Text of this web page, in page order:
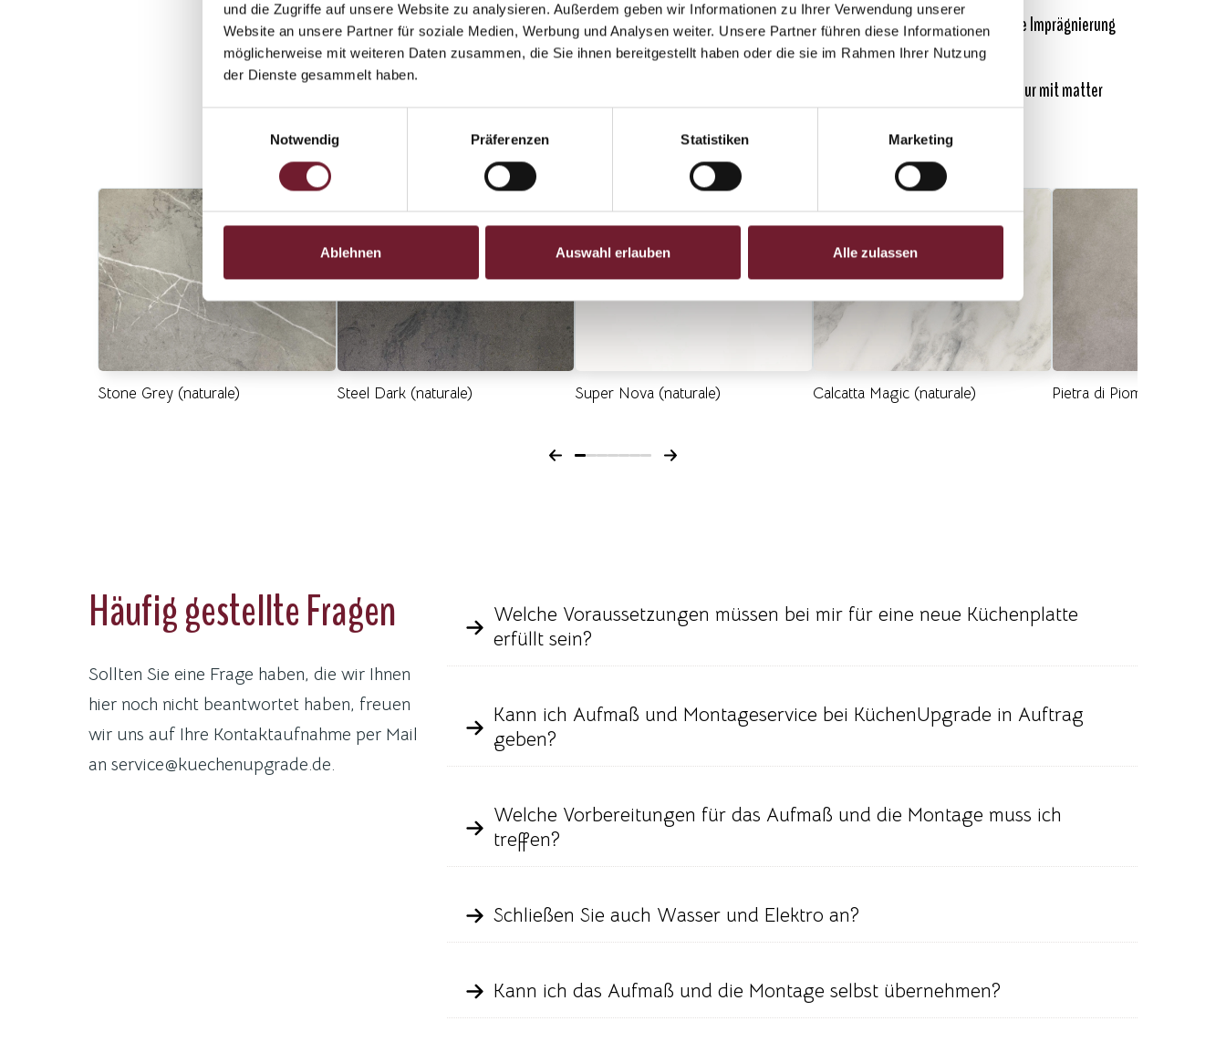
und die Zugriffe auf unsere Website zu analysieren. Außerdem geben wir Informationen zu Ihrer Verwendung unserer
Website an unsere Partner für soziale Medien, Werbung und Analysen weiter. Unsere Partner führen diese Informationen
möglicherweise mit weiteren Daten zusammen, die Sie ihnen bereitgestellt haben oder die sie im Rahmen Ihrer Nutzung
der Dienste gesammelt haben.
Notwendig
Präferenzen Statistiken Marketing
Ablehnen Auswahl erlauben Alle zulassen
schnitt- und kratzfest
flüssigkeitsundurchlässig, keine Imprägnierung
notwendig
säure- und fleckenbeständig
glatte, porenfreie Oberfläche (nur mit matter
Stone Grey (naturale) Steel Dark (naturale) Super Nova (naturale) Calcatta Magic (naturale) Pietra di Piombo (naturale)
01 2 3 4 5 6
Häufig gestellte Fragen
Sollten Sie eine Frage haben, die wir Ihnen
hier noch nicht beantwortet haben, freuen
wir uns auf Ihre Kontaktaufnahme per Mail
an service@kuechenupgrade.de.
Welche Voraussetzungen müssen bei mir für eine neue Küchenplatte
erfüllt sein?
Kann ich Aufmaß und Montageservice bei KüchenUpgrade in Auftrag
geben?
Welche Vorbereitungen für das Aufmaß und die Montage muss ich
treffen?
Schließen Sie auch Wasser und Elektro an?
Kann ich das Aufmaß und die Montage selbst übernehmen?